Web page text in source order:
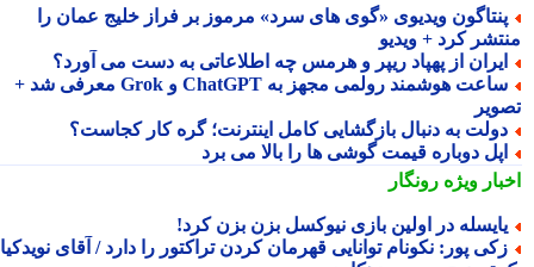
ویدیوی «گوی های سرد» مرموز بر فراز خلیج عمان را
کرد + ویدیو
از پهپاد ریپر و هرمس چه اطلاعاتی به دست می آورد؟
ساعت هوشمند رولمی مجهز به ChatGPT و Grok معرفی شد +
به دنبال بازگشایی کامل اینترنت؛ گره کار کجاست؟
دوباره قیمت گوشی ها را بالا می برد
ویژهرونگار
در اولین بازی نیوکسل بزن بزن کرد!
پور: نکونام توانایی قهرمان کردن تراکتور را دارد / آقای نویدکیا!